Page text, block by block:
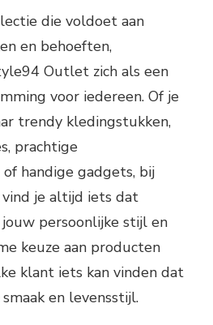
die voldoet aan
en behoeften,
Outlet zich als een
voor iedereen. Of je
trendy kledingstukken,
prachtige
handige gadgets, bij
je altijd iets dat
persoonlijke stijl en
keuze aan producten
klant iets kan vinden dat
en levensstijl.